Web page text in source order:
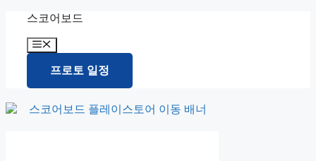
content
스코어보드
Menu
프로토 일정